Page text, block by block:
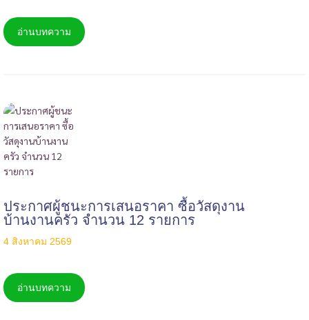
อ่านบทความ
ประกาศผู้ชนะการเสนอราคา ซื้อวัสดุงาน
บ้านงานครัว จำนวน 12 รายการ
4 สิงหาคม 2569
อ่านบทความ